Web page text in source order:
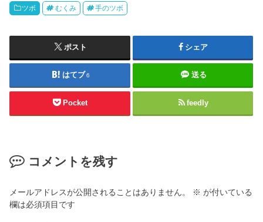
ツボ むくみ 手のツボ
ポスト シェア
はてブ6 送る
Pocket feedly
コメントを残す
メールアドレスが公開されることはありません。 ※ が付いている
欄は必須項目です